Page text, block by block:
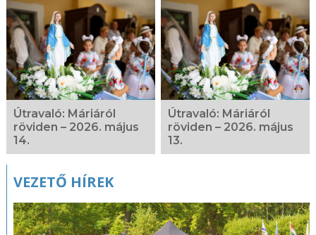
Útravaló: Máriáról
röviden – 2026. május
14.
Útravaló: Máriáról
röviden – 2026. május
13.
VEZETŐ HÍREK